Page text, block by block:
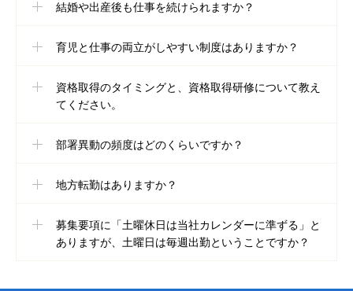
仕事を知る
採用を知る
求人情報
コンテンツ
結婚や出産後も仕事を続けられますか？
育児と仕事の両立がしやすい制度はありますか？
資格取得のタイミングと、資格取得研修について教え
てください。
部署異動の頻度はどのくらいですか？
地方転勤はありますか？
募集要項に「土曜休日は当社カレンダーに準ずる」と
ありますが、土曜日は毎週出勤ということですか？